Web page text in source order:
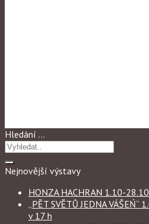
Hledání …
Nejnovější výstavy
HONZA HACHRAN 1.10-
„PĚT SVĚTŮ JEDNA
v 17 h